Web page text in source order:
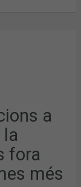
a
fora
més